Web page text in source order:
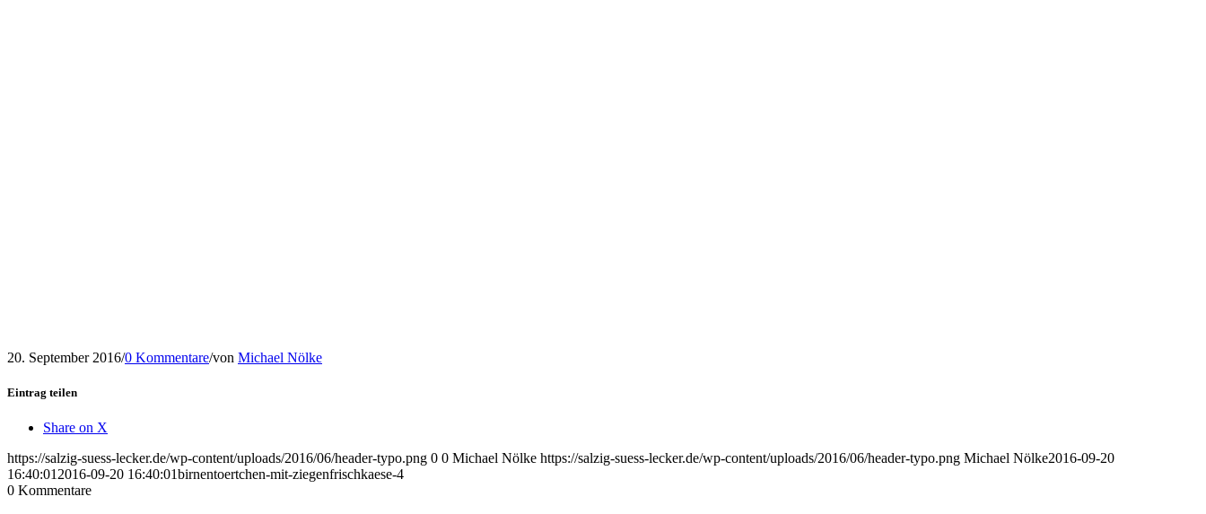
20. September 2016/0 Kommentare/von Michael Nölke
Eintrag teilen
Share on X
https://salzig-suess-lecker.de/wp-content/uploads/2016/06/header-typo.png 0 0 Michael Nölke https://salzig-suess-lecker.de/wp-content/uploads/2016/06/header-typo.png Michael Nölke2016-09-20
16:40:01 2016-09-20 16:40:01birnentoertchen-mit-ziegenfrischkaese-4
0 Kommentare